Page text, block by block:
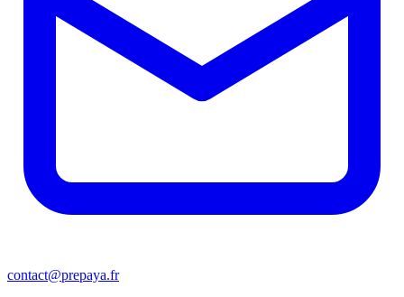
contact@prepaya.fr